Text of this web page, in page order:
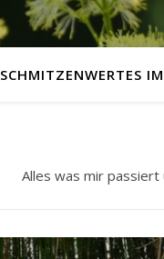
SCHMITZENWERTES
Alles was mir passiert